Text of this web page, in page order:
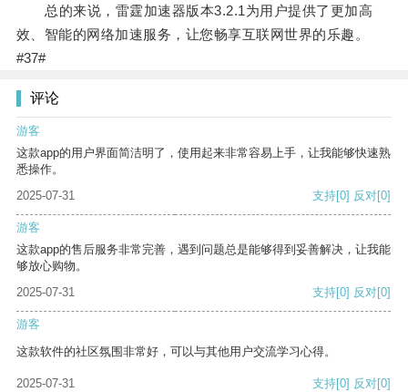
总的来说，雷霆加速器版本3.2.1为用户提供了更加高
效、智能的网络加速服务，让您畅享互联网世界的乐趣。
#37#
评论
游客
这款app的用户界面简洁明了，使用起来非常容易上手，让我能够快速熟
悉操作。
2025-07-31
支持[0] 反对[0]
游客
这款app的售后服务非常完善，遇到问题总是能够得到妥善解决，让我能
够放心购物。
2025-07-31
支持[0] 反对[0]
游客
这款软件的社区氛围非常好，可以与其他用户交流学习心得。
2025-07-31 支持[0] 反对[0]